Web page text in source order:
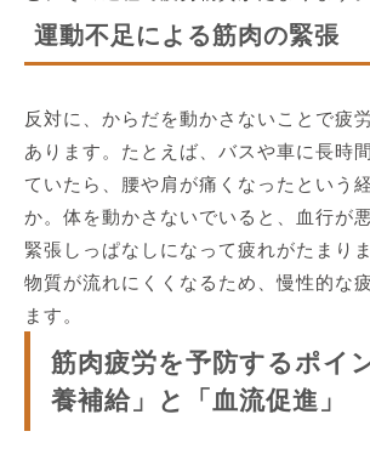
運動不足による筋肉の緊張
反対に、からだを動かさないことで疲
あります。たとえば、バスや車に長時
ていたら、腰や肩が痛くなったという
か。体を動かさないでいると、血行が
緊張しっぱなしになって疲れがたまり
物質が流れにくくなるため、慢性的な
ます。
筋肉疲労を予防するポイ
養補給」と「血流促進」